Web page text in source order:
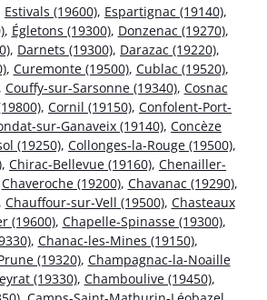
Estivals (19600), Espartignac (19140),
, Égletons (19300), Donzenac (19270),
, Darnets (19300), Darazac (19220),
, Curemonte (19500), Cublac (19520),
Couffy-sur-Sarsonne (19340), Cosnac
, Cornil (19150), Confolent-Port-
sur-Ganaveix (19140), Concèze
(19250), Collonges-la-Rouge (19500),
, Chirac-Bellevue (19160), Chenailler-
Chaveroche (19200), Chavanac (19290),
Chauffour-sur-Vell (19500), Chasteaux
(19600), Chapelle-Spinasse (19300),
, Chanac-les-Mines (19150),
(19320), Champagnac-la-Noaille
(19330), Chamboulive (19450),